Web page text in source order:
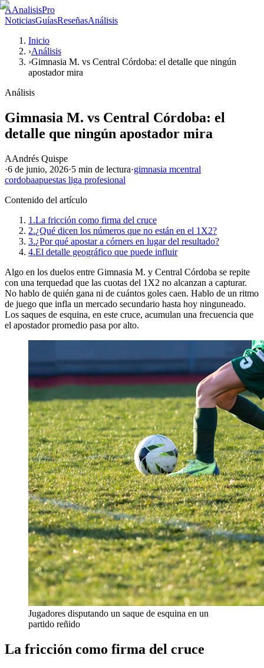
AAnalisisPro
NoticiasGuíasReseñasAnálisis
Inicio
›Análisis
›Gimnasia M. vs Central Córdoba: el detalle que ningún
apostador mira
Análisis
Gimnasia M. vs Central Córdoba: el
detalle que ningún apostador mira
AAndrés Quispe
·6 de junio, 2026·5 min de lectura·gimnasia mcentral
cordobaapuestas liga profesional
Contenido del artículo
1.La fricción como firma del cruce
2.¿Qué dicen los números que no están en el 1X2?
3.¿Por qué apostar a córners en lugar del resultado?
4.El detalle geográfico que puede influir
Algo en los duelos entre Gimnasia M. y Central Córdoba se repite
con una terquedad que las cuotas del 1X2 no alcanzan a capturar.
No hablo de quién gana ni de cuántos goles caen. Hablo de un ritmo
de juego que infla un mercado secundario hasta hoy ninguneado.
Los saques de esquina, en este cruce, acumulan una frecuencia que
el apostador promedio pasa por alto.
Jugadores disputando un saque de esquina en un
partido reñido
La fricción como firma del cruce